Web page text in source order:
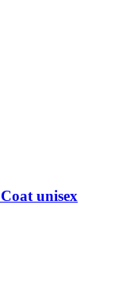
unisex